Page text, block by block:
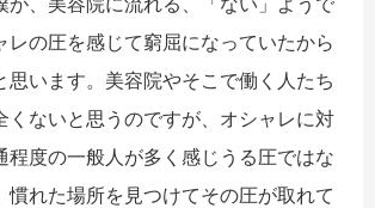
レの圧を感じて窮屈になっていたから
思います。美容院やそこで働く人たち
くないと思うのですが、オシャレに対
程度の一般人が多く感じうる圧ではな
慣れた場所を見つけてその圧が取れて